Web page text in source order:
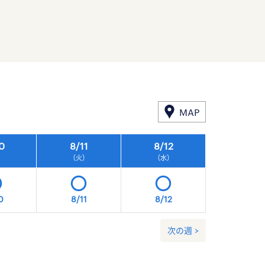
MAP
8/11
（火）
8/12
（水）
8/11 8/12
次の週 >